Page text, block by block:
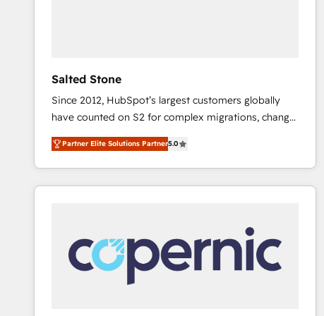
Salted Stone
Since 2012, HubSpot’s largest customers globally
have counted on S2 for complex migrations, change
management, systems integration, and creative
solutions that deliver measurable impact and
transform brand experiences As one of the few full-
service creative agencies in the HubSpot
regionalized HubSpot websites, integrated
marketing campaigns, & RevOps frameworks that
fuel long-term success We connect the entire
customer lifecycle through seamless integrations,
Partner Elite Solutions Partner5.0